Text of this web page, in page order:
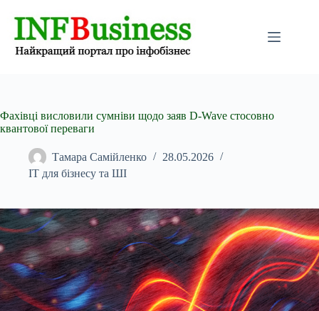
Фахівці висловили сумніви щодо заяв D‑Wave стосовно
квантової переваги
Тамара Самійленко
28.05.2026
IT для бізнесу та ШІ